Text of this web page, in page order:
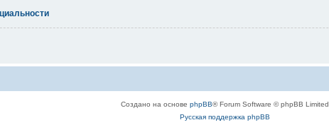
Создано на основе phpBB® Forum Software © phpBB Limited
Русская поддержка phpBB